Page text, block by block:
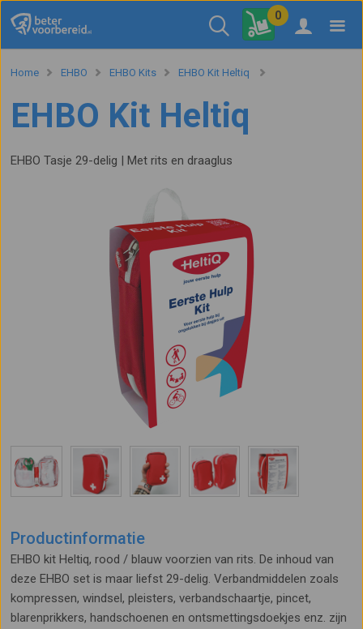
0
Home EHBO EHBO Kits EHBO Kit Heltiq
EHBO Kit Heltiq
EHBO Tasje 29-delig | Met rits en draaglus
Productinformatie
EHBO kit Heltiq, rood / blauw voorzien van rits. De inhoud van
deze EHBO set is maar liefst 29-delig. Verbandmiddelen zoals
kompressen, windsel, pleisters, verbandschaartje, pincet,
blarenprikkers, handschoenen en ontsmettingsdoekjes enz. zijn